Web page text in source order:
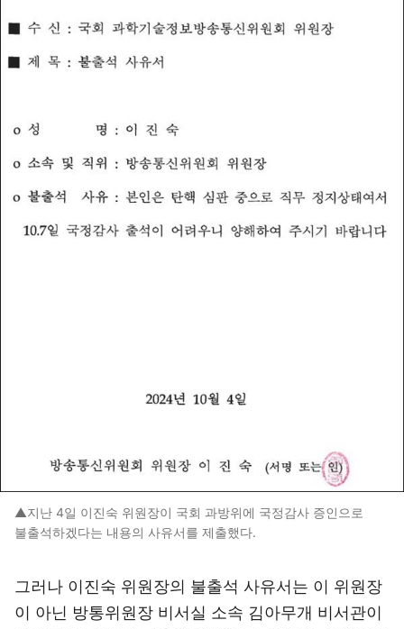
▲지난 4일 이진숙 위원장이 국회 과방위에 국정감사 증인으로
불출석하겠다는 내용의 사유서를 제출했다.
그러나 이진숙 위원장의 불출석 사유서는 이 위원장
이 아닌 방통위원장 비서실 소속 김아무개 비서관이